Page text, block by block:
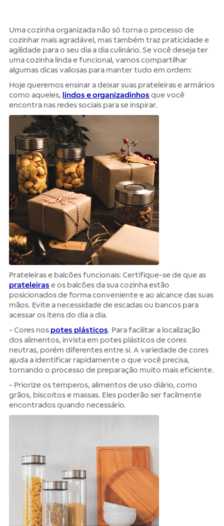
Uma cozinha organizada não só torna o processo de
cozinhar mais agradável, mas também traz praticidade e
agilidade para o seu dia a dia culinário. Se você deseja ter
uma cozinha linda e funcional, vamos compartilhar
algumas dicas valiosas para manter tudo em ordem:
Hoje queremos ensinar a deixar suas prateleiras e armários
como aqueles, lindos e organizadinhos que você
encontra nas redes sociais para se inspirar.
Prateleiras e balcões funcionais: Certifique-se de que as
prateleiras e os balcões da sua cozinha estão
posicionados de forma conveniente e ao alcance das suas
mãos. Evite a necessidade de escadas ou bancos para
acessar os itens do dia a dia.
- Cores nos potes plásticos. Para facilitar a localização
dos alimentos, invista em potes plásticos de cores
neutras, porém diferentes entre si. A variedade de cores
ajuda a identificar rapidamente o que você precisa,
tornando o processo de preparação muito mais eficiente.
- Priorize os temperos, alimentos de uso diário, como
grãos, biscoitos e massas. Eles poderão ser facilmente
encontrados quando necessário.